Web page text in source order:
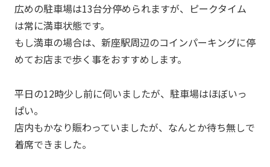
広めの駐車場は13台分停められますが、ピークタイム
は常に満車状態です。
もし満車の場合は、新座駅周辺のコインパーキングに停
めてお店まで歩く事をおすすめします。
平日の12時少し前に伺いましたが、駐車場はほぼいっ
ぱい。
店内もかなり賑わっていましたが、なんとか待ち無しで
着席できました。